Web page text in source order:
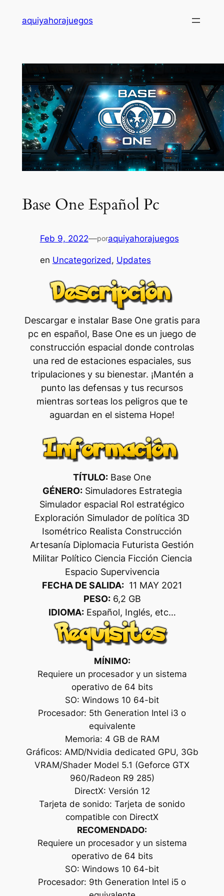
aquiyahorajuegos
Base One Español Pc
Feb 9, 2022—poraquiyahorajuegos
en Uncategorized, Updates
Descargar e instalar Base One gratis para
pc en español, Base One es un juego de
construcción espacial donde controlas
una red de estaciones espaciales, sus
tripulaciones y su bienestar. ¡Mantén a
punto las defensas y tus recursos
mientras sorteas los peligros que te
aguardan en el sistema Hope!
TÍTULO: Base One
GÉNERO:Simuladores Estrategia
Simulador espacial Rol estratégico
Exploración Simulador de política 3D
Isométrico Realista Construcción
Artesanía Diplomacia Futurista Gestión
Militar Político Ciencia Ficción Ciencia
Espacio Supervivencia
FECHA DE SALIDA: 11 MAY 2021
PESO:6,2 GB
IDIOMA:Español, Inglés, etc…
MÍNIMO:
Requiere un procesador y un sistema
operativo de 64 bits
SO: Windows 10 64-bit
Procesador: 5th Generation Intel i3 o
equivalente
Memoria: 4 GB de RAM
Gráficos: AMD/Nvidia dedicated GPU, 3Gb
VRAM/Shader Model 5.1 (Geforce GTX
960/Radeon R9 285)
DirectX: Versión 12
Tarjeta de sonido: Tarjeta de sonido
compatible con DirectX
RECOMENDADO:
Requiere un procesador y un sistema
operativo de 64 bits
SO: Windows 10 64-bit
Procesador: 9th Generation Intel i5 o